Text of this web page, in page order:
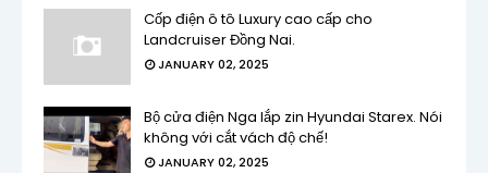
Cốp điện ô tô Luxury cao cấp cho
Landcruiser Đồng Nai.
JANUARY 02, 2025
Bộ cửa điện Nga lắp zin Hyundai Starex. Nói
không với cắt vách độ chế!
JANUARY 02, 2025